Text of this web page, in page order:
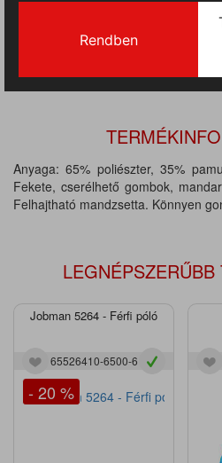
Anyaga: 65% poliészter, 35%
Fekete, cserélhető gombok,
Felhajtható mandzsetta. Könnyen
Jobman 5264 - Férfi póló
65526410-6500-6
- 20 %